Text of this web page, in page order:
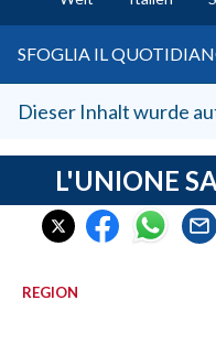
SULCIS IGLESIENTE
MEDIO CAMPIDANO
SASSARI E PROVINCIA
GALLURA
NUORO E PROVINCIA
AGENDA
SFOGLIA IL
Dieser Inhalt wurde
L'UNIONE
REGION